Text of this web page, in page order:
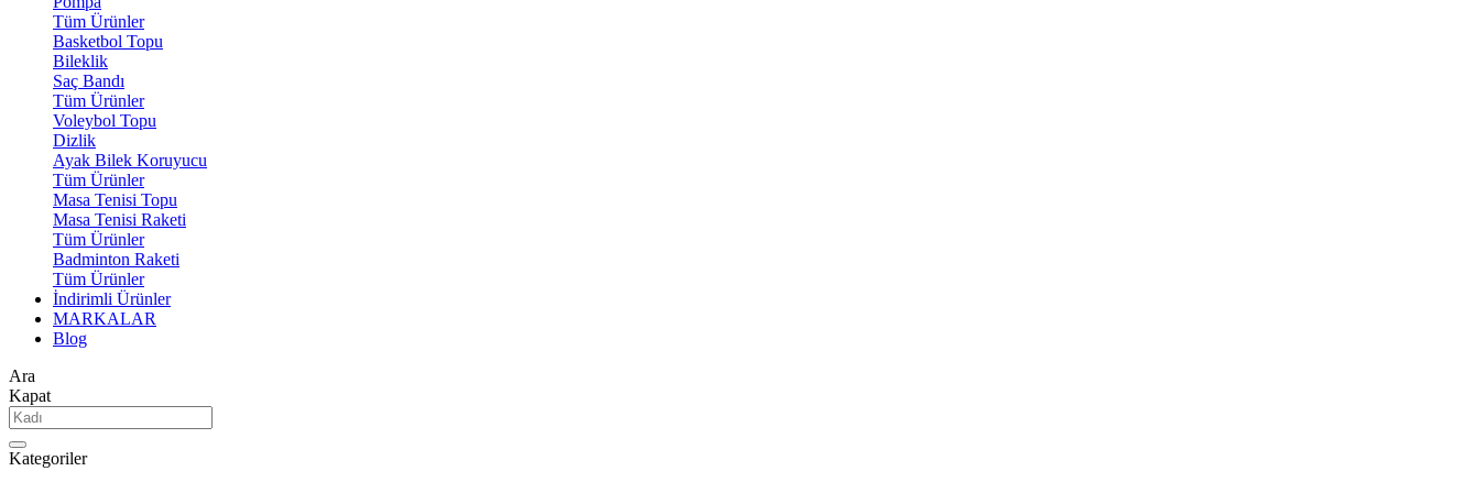
Tüm Ürünler
Basketbol Topu
Bileklik
Saç Bandı
Tüm Ürünler
Voleybol Topu
Dizlik
Ayak Bilek Koruyucu
Tüm Ürünler
Masa Tenisi Topu
Masa Tenisi Raketi
Tüm Ürünler
Badminton Raketi
Tüm Ürünler
İndirimli Ürünler
MARKALAR
Blog
Ara
Kapat
Kategoriler